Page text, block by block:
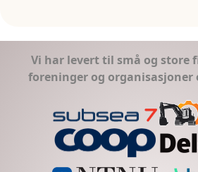
Vi har levert til små og store
foreninger og organisasjoner